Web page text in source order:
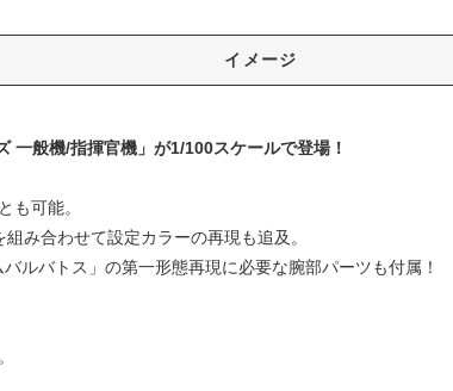
イメージ
一般機/指揮官機」が1/100スケールで登場！
も可能。
み合わせて設定カラーの再現も追及。
ルバトス」の第一形態再現に必要な腕部パーツも付属！